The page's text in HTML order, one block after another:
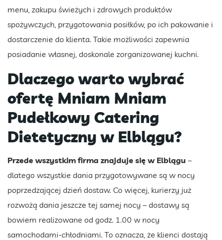
menu, zakupu świeżych i zdrowych produktów
spożywczych, przygotowania posiłków, po ich pakowanie i
dostarczenie do klienta. Takie możliwości zapewnia
posiadanie własnej, doskonale zorganizowanej kuchni.
Dlaczego warto wybrać
ofertę Mniam Mniam
Pudełkowy Catering
Dietetyczny w Elblągu?
Przede wszystkim firma znajduje się w Elblągu –
dlatego wszystkie dania przygotowywane są w nocy
poprzedzającej dzień dostaw. Co więcej, kurierzy już
rozwożą dania jeszcze tej samej nocy – dostawy są
bowiem realizowane od godz. 1.00 w nocy
samochodami-chłodniami. To oznacza, że klienci dostają